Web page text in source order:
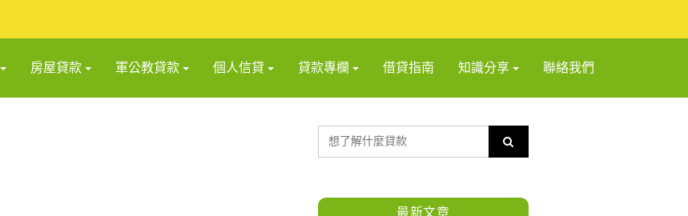
房屋貸款 軍公教貸款 個人信貸 貸款專欄 借貸指南 知識分享 聯絡我們
最新文章